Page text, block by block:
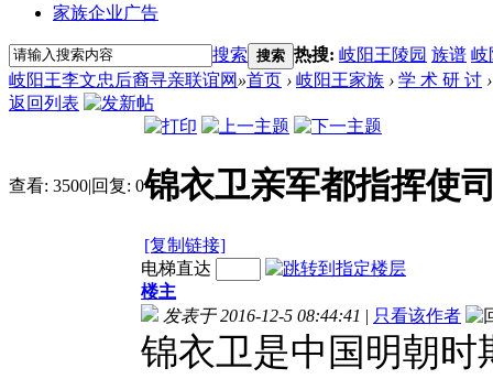
家族企业广告
搜索 搜索 热搜: 岐阳王陵园 族谱 岐
岐阳王李文忠后裔寻亲联谊网 »首页 › 岐阳王家族 › 学 术 研 讨 ›
返回列表
查看: 3500|回复: 0锦衣卫亲军都指挥使
[复制链接]
电梯直达
楼主
发表于 2016-12-5 08:44:41 | 只看该作者
锦衣卫是中国明朝